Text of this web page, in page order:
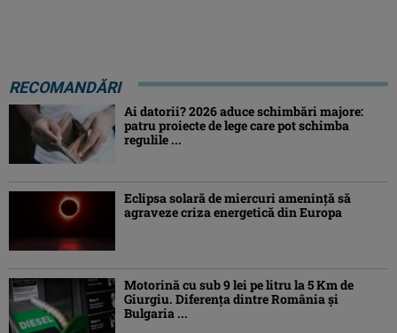
RECOMANDĂRI
Ai datorii? 2026 aduce schimbări majore:
patru proiecte de lege care pot schimba
regulile ...
Eclipsa solară de miercuri ameninţă să
agraveze criza energetică din Europa
Motorină cu sub 9 lei pe litru la 5 Km de
Giurgiu. Diferența dintre România și
Bulgaria ...